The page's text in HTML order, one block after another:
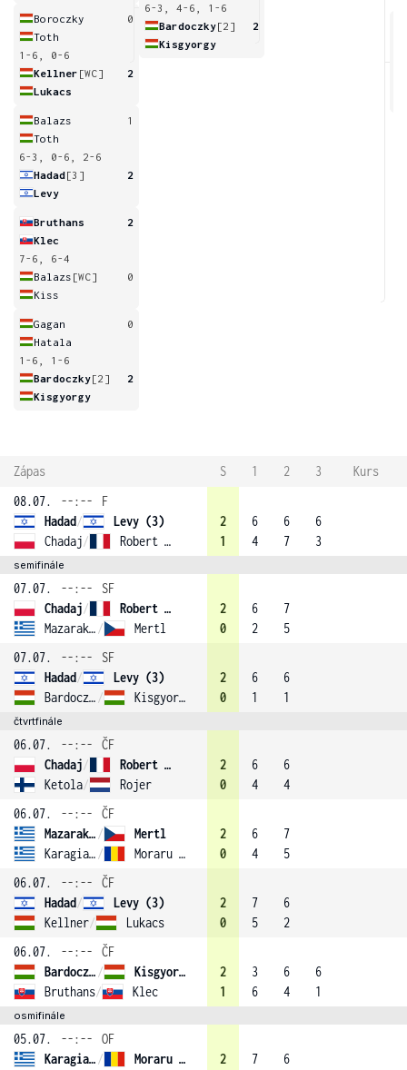
Boroczky
0
Toth
1-6, 0-6
Kellner [WC]
2
Lukacs
Balazs
1
Toth
6-3, 0-6, 2-6
Hadad[3]
2
Levy
Bruthans
2
Klec
7-6, 6-4
Balazs [WC]
0
Kiss
Gagan
0
Hatala
1-6, 1-6
Bardoczky[2]
2
Kisgyorgy
6-3, 4-6, 1-6
Bardoczky[2]
2
Kisgyorgy
Zápas S 1 2 3
Kurs
08.07.
--:--
F
Hadad/
Levy (3)
Chadaj/ Robert (1)
2
1
6
4
6
7
6
3
semifinále
07.07. --:--
SF
Chadaj/
Robert (1)
Mazarakis / Mertl
2
0
6
2
7
5
07.07.
--:--
SF
Hadad/
Levy (3)
Bardoczky / Kisgyorgy (2)
2
0
6
1
6
1
čtvrtfinále
06.07. --:--
ČF
Chadaj/
Robert (1)
Ketola/ Rojer
2
0
6
4
6
4
06.07.
--:--
ČF
Mazarakis /
Mertl
Karagiannis / Moraru (4)
2
0
6
4
7
5
06.07.
--:--
ČF
Hadad/
Levy (3)
Kellner/ Lukacs
2
0
7
5
6
2
06.07.
--:--
ČF
Bardoczky /
Kisgyorgy (2)
Bruthans/ Klec
2
1
3
6
6
4
6
1
osmifinále
05.07. --:--
OF
Karagiannis /
Moraru (4)
2
7
6